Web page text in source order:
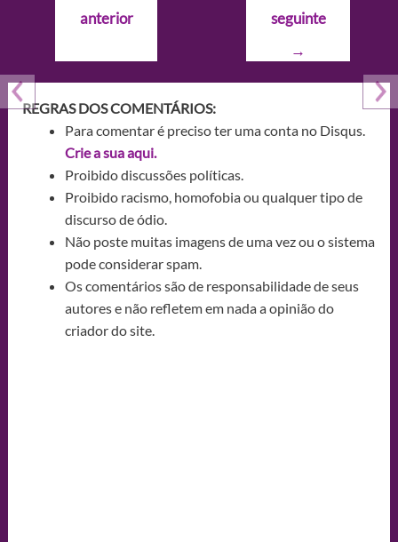
Postanterior
seguinte
→
REGRAS DOS COMENTÁRIOS:
Para comentar é preciso ter uma conta no Disqus.
Crie a sua aqui.
Proibido discussões políticas.
Proibido racismo, homofobia ou qualquer tipo de
discurso de ódio.
Não poste muitas imagens de uma vez ou o sistema
pode considerar spam.
Os comentários são de responsabilidade de seus
autores e não refletem em nada a opinião do
criador do site.